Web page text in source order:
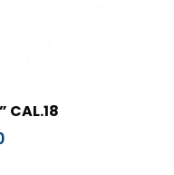
CAL.18